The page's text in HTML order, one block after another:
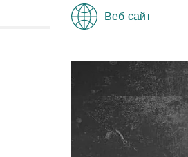
Веб-сайт